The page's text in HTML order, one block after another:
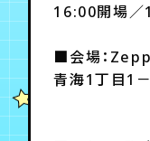
会員
チケット
16:00開場／
■会場：
青海1丁目1－